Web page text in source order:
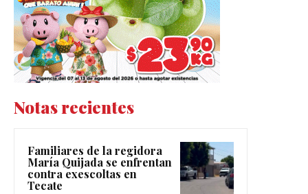
Notas recientes
Familiares de la regidora
María Quijada se enfrentan
contra exescoltas en
Tecate